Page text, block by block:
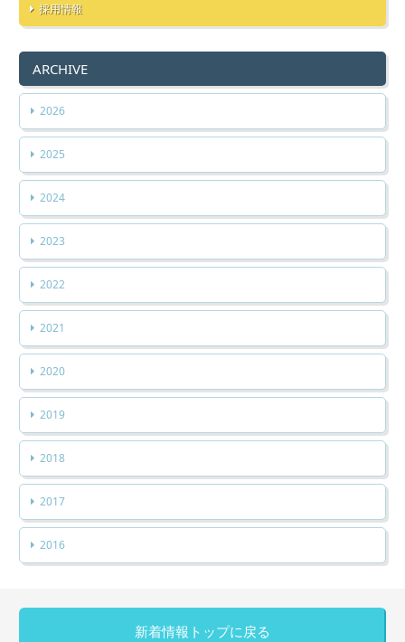
採用情報
ARCHIVE
2026
2025
2024
2023
2022
2021
2020
2019
2018
2017
2016
新着情報トップに戻る